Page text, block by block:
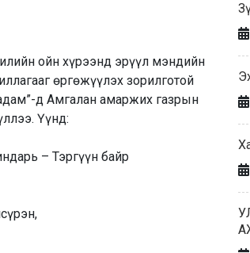
ойн хүрээнд эрүүл мэндийн
өргөжүүлэх зорилготой
д Амгалан амаржих газрын
Үүнд:
– Тэргүүн байр